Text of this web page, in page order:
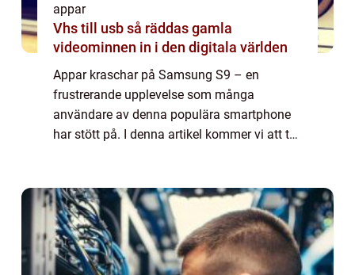
appar
Vhs till usb så räddas gamla
videominnen in i den digitala världen
Appar kraschar på Samsung S9 – en
frustrerande upplevelse som många
användare av denna populära smartphone
har stött på. I denna artikel kommer vi att ta
olika fak...